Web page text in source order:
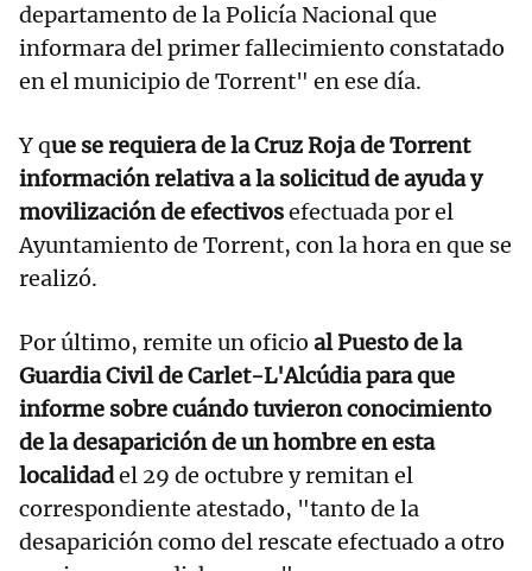
departamento de la Policía Nacional que
informara del primer fallecimiento constatado
en el municipio de Torrent" en ese día.
Y que se requiera de la Cruz Roja de Torrent
información relativa a la solicitud de ayuda y
movilización de efectivosefectuada por el
Ayuntamiento de Torrent, con la hora en que se
realizó.
Por último, remite un oficio al Puesto de la
Guardia Civil de Carlet-L'Alcúdia para que
informe sobre cuándo tuvieron conocimiento
de la desaparición de un hombre en esta
localidadel 29 de octubre y remitan el
correspondiente atestado, "tanto de la
desaparición como del rescate efectuado a otro